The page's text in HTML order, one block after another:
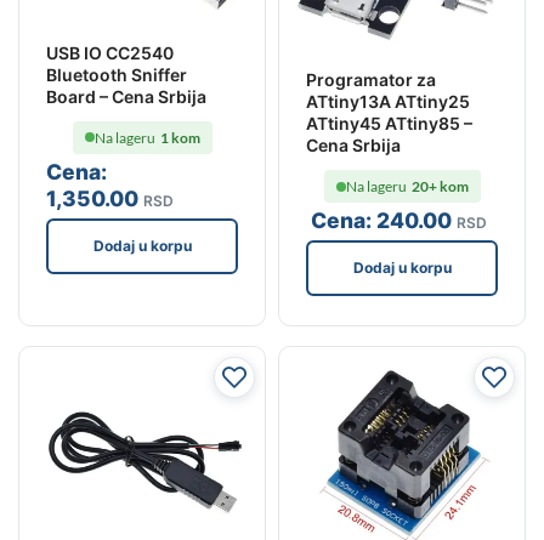
USB IO CC2540
Bluetooth Sniffer
Board – Cena Srbija
Cena:
1,350.00 RSD
Na lageru 1 kom
Dodaj u korpu
Programator za
ATtiny13A ATtiny25
ATtiny45 ATtiny85 –
Cena Srbija
Cena: 240.00 RSD
Na lageru 20+ kom
Dodaj u korpu